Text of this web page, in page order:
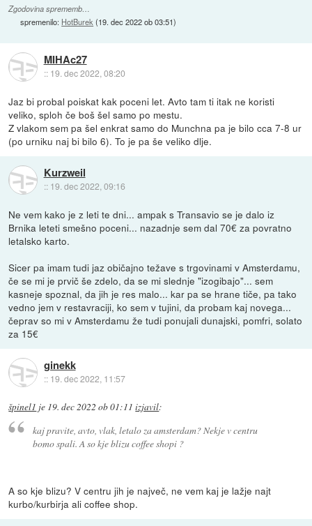
Zgodovina sprememb…
spremenilo: HotBurek (19. dec 2022 ob 03:51)
MIHAc27
:: 19. dec 2022, 08:20
Jaz bi probal poiskat kak poceni let. Avto tam ti itak ne koristi
veliko, sploh če boš šel samo po mestu.
Z vlakom sem pa šel enkrat samo do Munchna pa je bilo cca 7-8 ur
(po urniku naj bi bilo 6). To je pa še veliko dlje.
Kurzweil
:: 19. dec 2022, 09:16
Ne vem kako je z leti te dni... ampak s Transavio se je dalo iz
Brnika leteti smešno poceni... nazadnje sem dal 70€ za povratno
letalsko karto.
Sicer pa imam tudi jaz običajno težave s trgovinami v Amsterdamu,
če se mi je prvič še zdelo, da se mi slednje "izogibajo"... sem
kasneje spoznal, da jih je res malo... kar pa se hrane tiče, pa tako
vedno jem v restavraciji, ko sem v tujini, da probam kaj novega...
čeprav so mi v Amsterdamu že tudi ponujali dunajski, pomfri, solato
za 15€
ginekk
:: 19. dec 2022, 11:57
špinel1 je 19. dec 2022 ob 01:11 izjavil:
kaj pravite, avto, vlak, letalo za amsterdam? Nekje v centru
bomo spali. A so kje blizu coffee shopi ?
A so kje blizu? V centru jih je največ, ne vem kaj je lažje najt
kurbo/kurbirja ali coffee shop.